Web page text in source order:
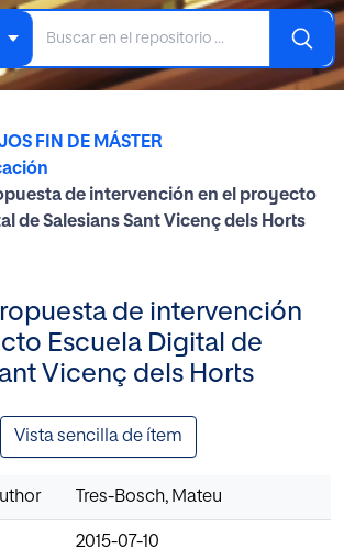
FIN DE MÁSTER
de intervención en el proyecto
de Salesians Sant Vicenç dels Horts
de intervención
Escuela Digital de
Vicenç dels Horts
Vista sencilla de ítem
Tres-Bosch, Mateu
2015-07-10